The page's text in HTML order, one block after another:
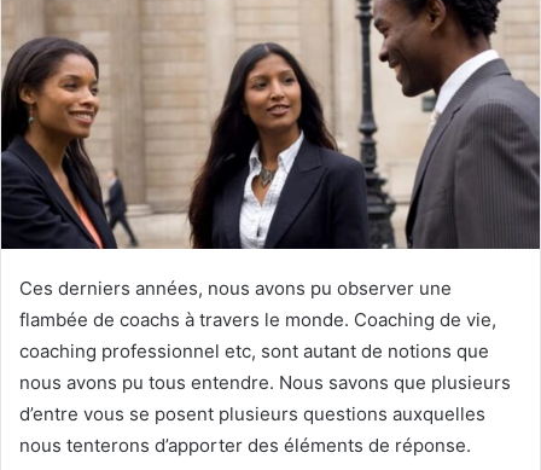
Ces derniers années, nous avons pu observer une
flambée de coachs à travers le monde. Coaching de vie,
coaching professionnel etc, sont autant de notions que
nous avons pu tous entendre. Nous savons que plusieurs
d’entre vous se posent plusieurs questions auxquelles
nous tenterons d’apporter des éléments de réponse.